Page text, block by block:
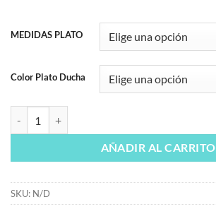
MEDIDAS PLATO
Color Plato Ducha
AÑADIR AL CARRITO
SKU: N/D